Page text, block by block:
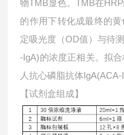
物TMB显色。TMB在
的作用下转化成最终的
定吸光度（OD值）与待
-IgA)的浓度正相关。拟
人抗心磷脂抗体IgA(ACA-
【试剂盒组成】